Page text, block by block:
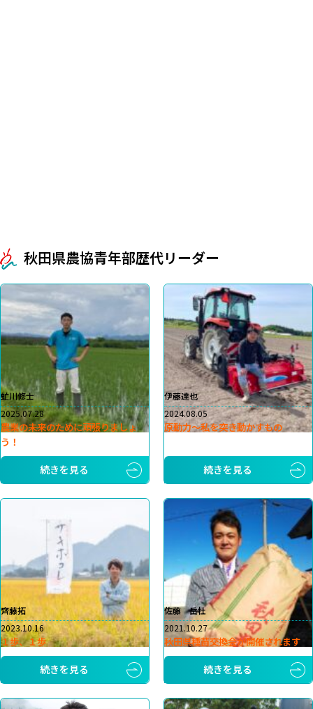
秋田県農協青年部歴代リーダー
虻川修士
2025.07.28
農業の未来のために頑張りましょ
う！
続きを見る
伊藤達也
2024.08.05
原動力～私を突き動かすもの
続きを見る
齊藤拓
2023.10.16
１歩、１歩
続きを見る
佐藤 岳杜
2021.10.27
秋田県種苗交換会が開催されます
続きを見る